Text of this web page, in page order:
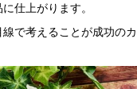
仕上がります。
で考えることが成功のカ